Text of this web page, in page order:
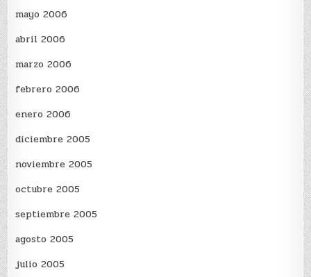
mayo 2006
abril 2006
marzo 2006
febrero 2006
enero 2006
diciembre 2005
noviembre 2005
octubre 2005
septiembre 2005
agosto 2005
julio 2005